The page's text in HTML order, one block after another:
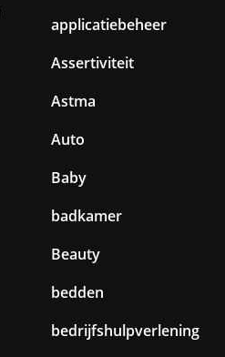
applicatiebeheer
Assertiviteit
Astma
Auto
Baby
badkamer
Beauty
bedden
bedrijfshulpverlening